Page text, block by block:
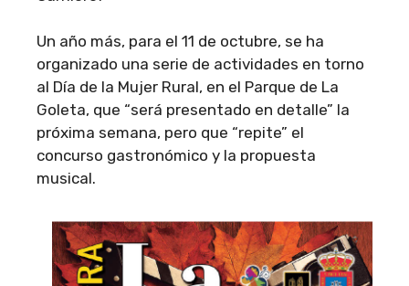
Un año más, para el 11 de octubre, se ha
organizado una serie de actividades en torno
al Día de la Mujer Rural, en el Parque de La
Goleta, que “será presentado en detalle” la
próxima semana, pero que “repite” el
concurso gastronómico y la propuesta
musical.